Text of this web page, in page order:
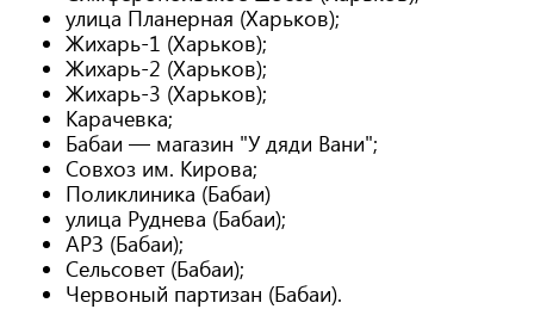
улица Планерная (Харьков);
Жихарь-1 (Харьков);
Жихарь-2 (Харьков);
Жихарь-3 (Харьков);
Карачевка;
Бабаи — магазин "У дяди Вани";
Совхоз им. Кирова;
Поликлиника (Бабаи)
улица Руднева (Бабаи);
АРЗ (Бабаи);
Сельсовет (Бабаи);
Червоный партизан (Бабаи).